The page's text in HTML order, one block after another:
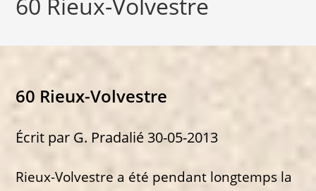
60 Rieux-Volvestre
Écrit par G. Pradalié 30-05-2013
Rieux-Volvestre a été pendant longtemps la